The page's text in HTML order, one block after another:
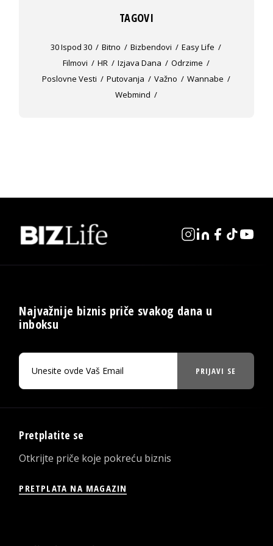
TAGOVI
30 Ispod 30 Bitno Bizbendovi
Easy Life
Filmovi
HR Izjava Dana
Odrzime
Poslovne Vesti
Putovanja Važno
Wannabe
Webmind
Najvažnije biznis priče svakog dana u
inboksu
PRIJAVI SE
Pretplatite se
Otkrijte priče koje pokreću biznis
PRETPLATA NA MAGAZIN